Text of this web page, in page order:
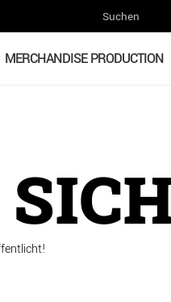
MERCHANDISE PRODUCTION